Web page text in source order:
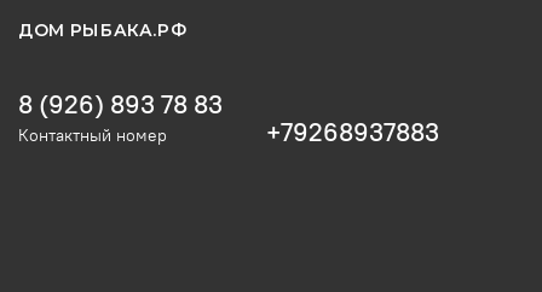
ДОМ РЫБАКА.РФ
8 (926) 893 78 83
Контактный номер +79268937883